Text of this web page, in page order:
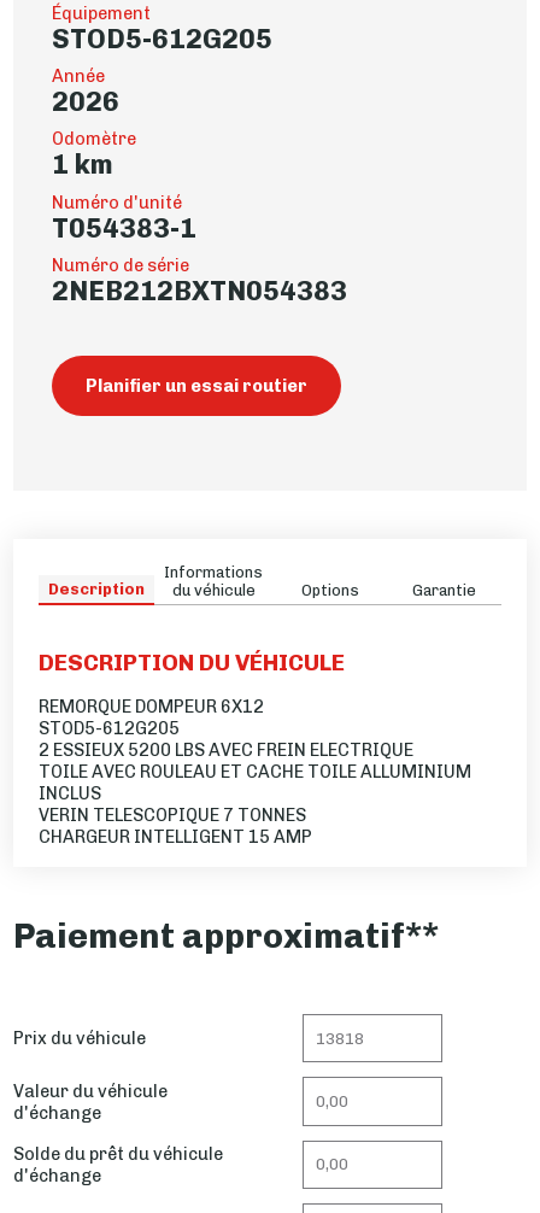
Équipement
STOD5-612G205
Année
2026
Odomètre
1 km
Numéro d'unité
T054383-1
Numéro de série
2NEB212BXTN054383
Planifier un essai routier
Description
Informations
du véhicule
Options Garantie
DESCRIPTION DU VÉHICULE
REMORQUE DOMPEUR 6X12
STOD5-612G205
2 ESSIEUX 5200 LBS AVEC FREIN ELECTRIQUE
TOILE AVEC ROULEAU ET CACHE TOILE ALLUMINIUM
INCLUS
VERIN TELESCOPIQUE 7 TONNES
CHARGEUR INTELLIGENT 15 AMP
Paiement approximatif**
Prix du véhicule
Valeur du véhicule
d'échange
Solde du prêt du véhicule
d'échange